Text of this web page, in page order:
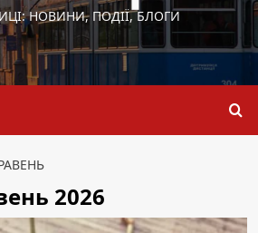
НОВИНИ, ПОДІЇ, БЛОГИ
2026